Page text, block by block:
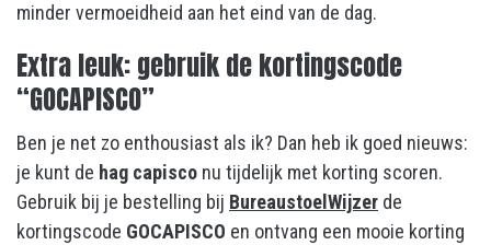
minder vermoeidheid aan het eind van de dag.
Extra leuk: gebruik de kortingscode
“GOCAPISCO”
Ben je net zo enthousiast als ik? Dan heb ik goed nieuws:
je kunt de hag capisco nu tijdelijk met korting scoren.
Gebruik bij je bestelling bij BureaustoelWijzer de
kortingscode GOCAPISCO en ontvang een mooie korting